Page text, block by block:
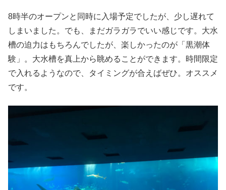
8時半のオープンと同時に入場予定でしたが、少し遅れて
しまいました。でも、まだガラガラでいい感じです。大水
槽の迫力はもちろんでしたが、楽しかったのが「黒潮体
験」。大水槽を真上から眺めることができます。時間限定
で入れるようなので、タイミングが合えばぜひ。オススメ
です。